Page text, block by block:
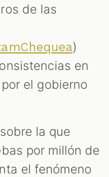
de las
)
en
el gobierno
la que
por millón de
el fenómeno